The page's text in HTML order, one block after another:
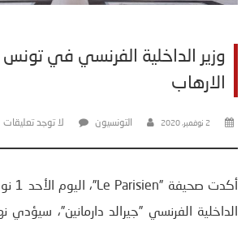
وزير الداخلية الفرنسي في
الارهاب
2 نوفمبر، 2020 التونسيون لا توجد تعليقات
الداخلية الفرنسي ”جيرالد دارمانين”، سيؤدي